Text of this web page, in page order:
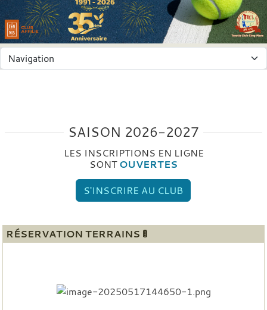
SAISON 2026-2027
LES INSCRIPTIONS EN LIGNE
SONTOUVERTES
S'INSCRIRE AU CLUB
RÉSERVATION TERRAINS 🚦
Panneau de gestion des cookies